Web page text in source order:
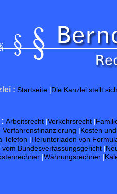
: Startseite |Die Kanzlei stellt
Arbeitsrecht |Verkehrsrecht |
|Kosten
Telefon |Herunterladen von
vom Bundesverfassungsgericht |
|Währungsrechner |